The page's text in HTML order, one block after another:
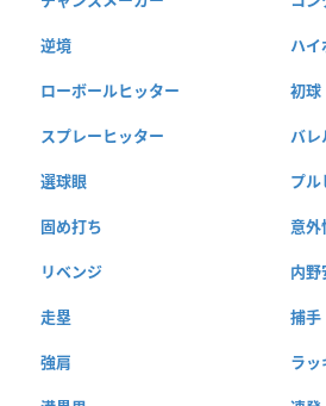
逆境 ハイ
ローボールヒッター 初球
スプレーヒッター バレ
選球眼 プル
固め打ち 意外
リベンジ 内野
走塁 捕手
強肩 ラッ